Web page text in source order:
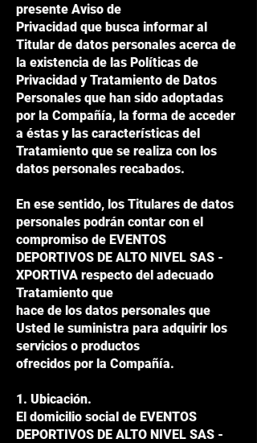
presente Aviso de
Privacidad que busca informar al
Titular de datos personales acerca de
la existencia de las Políticas de
Privacidad y Tratamiento de Datos
Personales que han sido adoptadas
por la Compañía, la forma de acceder
a éstas y las características del
Tratamiento que se realiza con los
datos personales recabados.
En ese sentido, los Titulares de datos
personales podrán contar con el
compromiso de EVENTOS
DEPORTIVOS DE ALTO NIVEL SAS -
XPORTIVA respecto del adecuado
Tratamiento que
hace de los datos personales que
Usted le suministra para adquirir los
servicios o productos
ofrecidos por la Compañía.
1. Ubicación.
El domicilio social de EVENTOS
DEPORTIVOS DE ALTO NIVEL SAS -